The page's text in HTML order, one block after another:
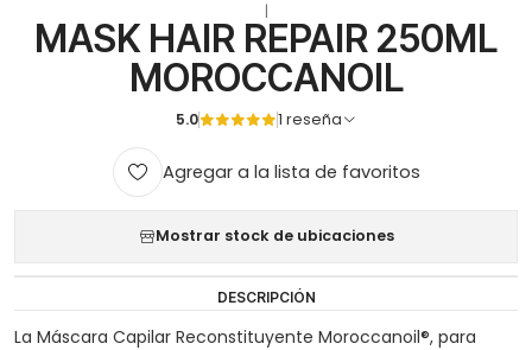
MASK HAIR REPAIR 250ML
MOROCCANOIL
5.0 1 reseña
Agregar a la lista de favoritos
Mostrar stock de ubicaciones
DESCRIPCIÓN
La Máscara Capilar Reconstituyente Moroccanoil®, para